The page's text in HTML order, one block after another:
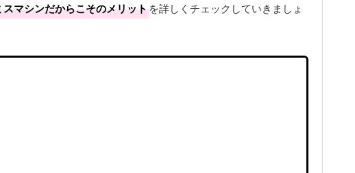
スマシンだからこそのメリットを詳しくチェックしていきましょ